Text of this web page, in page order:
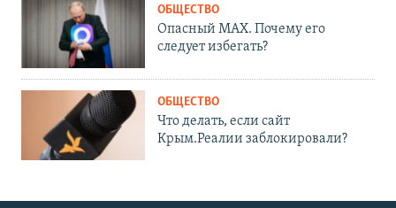
ОБЩЕСТВО
Опасный MAX. Почему его
следует избегать?
ОБЩЕСТВО
Что делать, если сайт
Крым.Реалии заблокировали?